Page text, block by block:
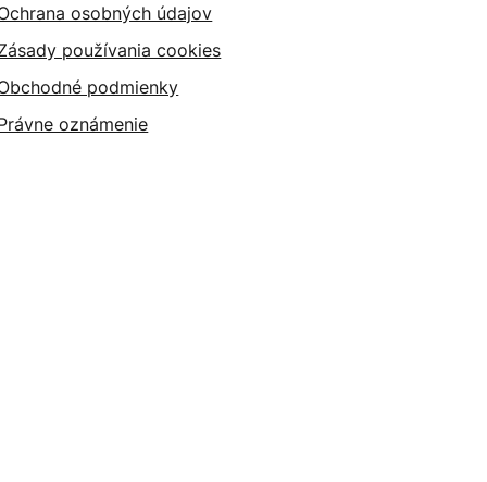
osobných údajov
používania cookies
podmienky
oznámenie